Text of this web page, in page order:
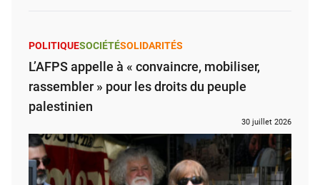
POLITIQUESOCIÉTÉSOLIDARITÉS
L’AFPS appelle à « convaincre, mobiliser,
rassembler » pour les droits du peuple
palestinien
30 juillet 2026